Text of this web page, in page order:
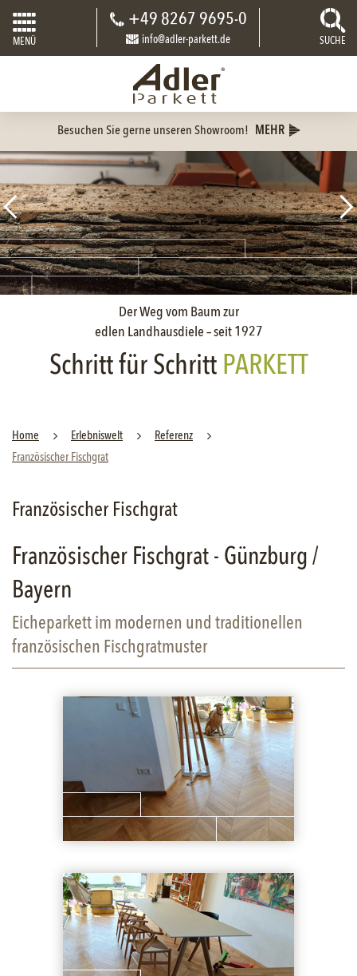
MENÜ
+49 8267 9695-0
info@adler-parkett.de SUCHE
Besuchen Sie gerne unseren Showroom! MEHR
Der Weg vom Baum zur
edlen Landhausdiele – seit 1927
Schritt für SchrittPARKETT
Home Er­leb­nis­welt
Re­fe­renz
Fran­zö­si­scher Fisch­grat
Französischer Fischgrat
Französischer Fischgrat - Günzburg /
Bayern
Eicheparkett im modernen und traditionellen
französischen Fischgratmuster